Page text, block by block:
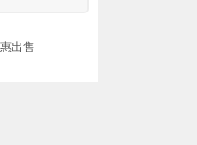
出售